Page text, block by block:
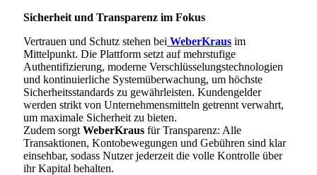
Sicherheit und Transparenz im Fokus
Vertrauen und Schutz stehen bei WeberKraus im
Mittelpunkt. Die Plattform setzt auf mehrstufige
Authentifizierung, moderne Verschlüsselungstechnologien
und kontinuierliche Systemüberwachung, um höchste
Sicherheitsstandards zu gewährleisten. Kundengelder
werden strikt von Unternehmensmitteln getrennt verwahrt,
um maximale Sicherheit zu bieten.
Zudem sorgt WeberKraus für Transparenz: Alle
Transaktionen, Kontobewegungen und Gebühren sind klar
einsehbar, sodass Nutzer jederzeit die volle Kontrolle über
ihr Kapital behalten.